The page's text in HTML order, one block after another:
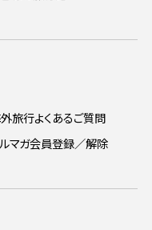
旅行よくあるご質問
マガ会員登録／解除